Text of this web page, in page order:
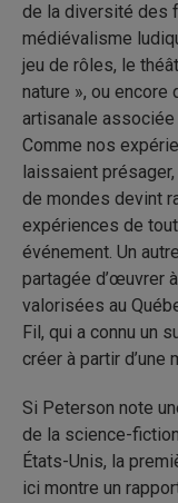
de la diversité des
médiévalisme
jeu de rôles, le
nature », ou
artisanale
Comme nos
laissaient
de mondes devint
expériences de
événement. Un
partagée d’œuvrer
valorisées au
Fil, qui a connu un
créer à partir
Si Peterson note
de la science-
États-Unis, la
ici montre un